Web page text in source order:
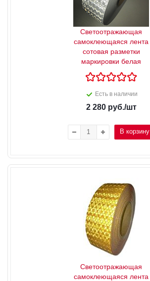
Светоотражающая
самоклеющаяся лента
сотовая разметки
маркировки белая
Есть в наличии
2 280руб./шт
В корзину
Светоотражающая
самоклеющаяся лента